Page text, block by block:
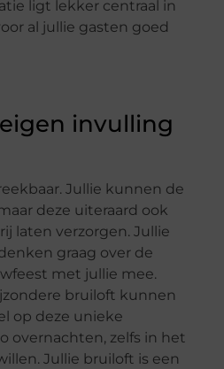
ligt lekker centraal in
al jullie gasten goed
invulling
Jullie kunnen de
deze uiteraard ook
laten verzorgen. Jullie
graag over de
met jullie mee.
bruiloft kunnen
op deze unieke
overnachten, zelfs in het
Jullie bruiloft is een